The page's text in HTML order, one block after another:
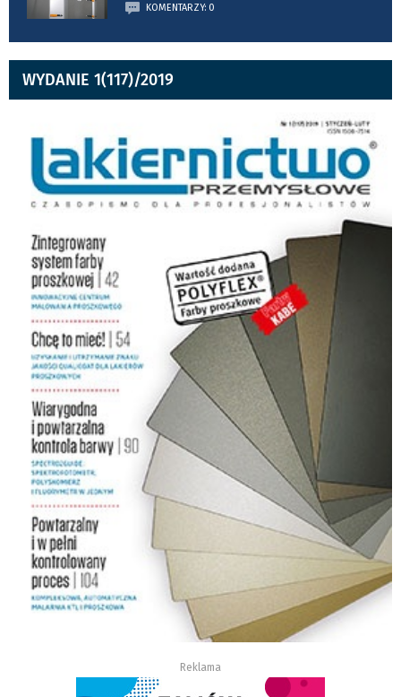
KOMENTARZY: 0
WYDANIE 1(117)/2019
Reklama